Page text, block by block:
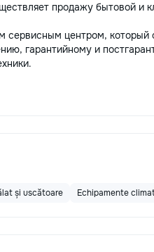
продажу бытовой и
сервисным центром, который
гарантийному и
și uscătoare Echipamente